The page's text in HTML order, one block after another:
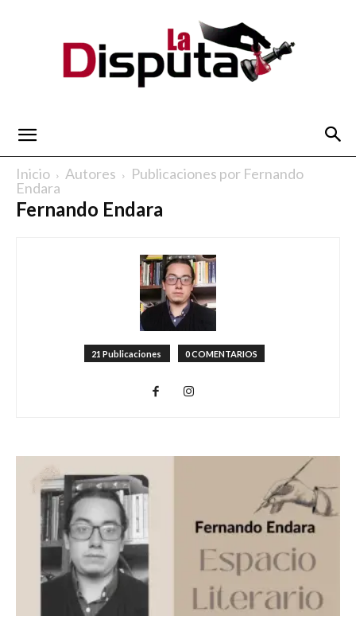
Inicio Autores
Publicaciones por Fernando
Endara
Fernando Endara
21 Publicaciones 0 COMENTARIOS